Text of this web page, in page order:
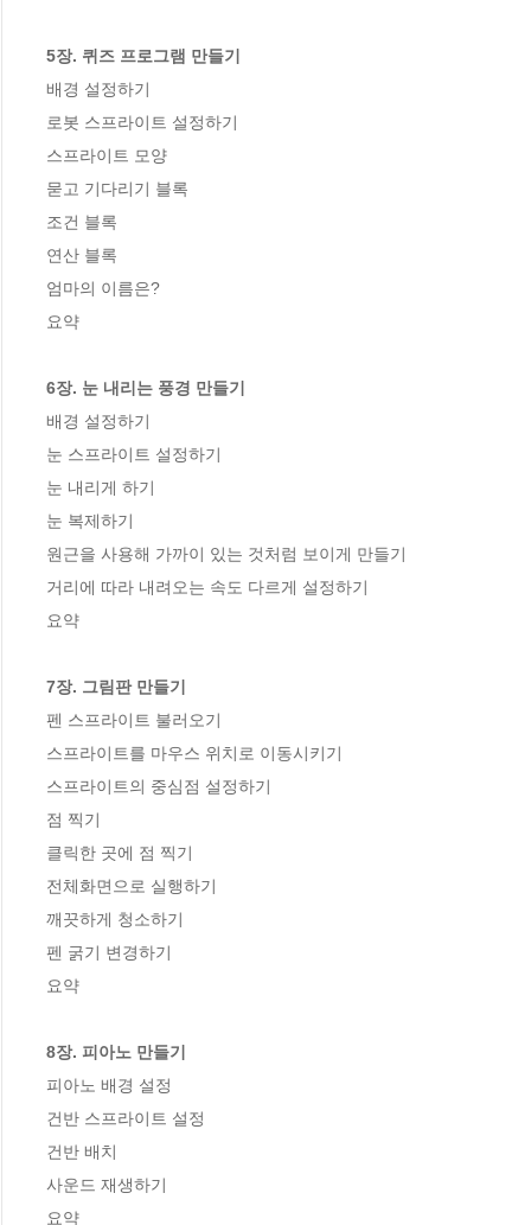
5장. 퀴즈 프로그램 만들기
배경 설정하기
로봇 스프라이트 설정하기
스프라이트 모양
묻고 기다리기 블록
조건 블록
연산 블록
엄마의 이름은?
요약
6장. 눈 내리는 풍경 만들기
배경 설정하기
눈 스프라이트 설정하기
눈 내리게 하기
눈 복제하기
원근을 사용해 가까이 있는 것처럼 보이게 만들기
거리에 따라 내려오는 속도 다르게 설정하기
요약
7장. 그림판 만들기
펜 스프라이트 불러오기
스프라이트를 마우스 위치로 이동시키기
스프라이트의 중심점 설정하기
점 찍기
클릭한 곳에 점 찍기
전체화면으로 실행하기
깨끗하게 청소하기
펜 굵기 변경하기
요약
8장. 피아노 만들기
피아노 배경 설정
건반 스프라이트 설정
건반 배치
사운드 재생하기
요약